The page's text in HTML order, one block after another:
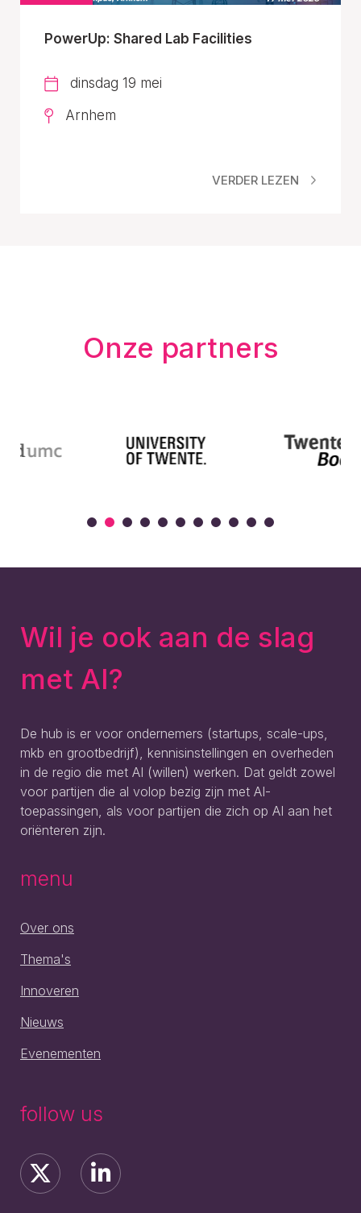
PowerUp: Shared Lab Facilities
dinsdag 19 mei
Arnhem
VERDER LEZEN
Onze partners
Wil je ook aan de slag
met AI?
De hub is er voor ondernemers (startups, scale-ups,
mkb en grootbedrijf), kennisinstellingen en overheden
in de regio die met AI (willen) werken. Dat geldt zowel
voor partijen die al volop bezig zijn met AI-
toepassingen, als voor partijen die zich op AI aan het
oriënteren zijn.
menu
Over ons
Thema's
Innoveren
Nieuws
Evenementen
follow us